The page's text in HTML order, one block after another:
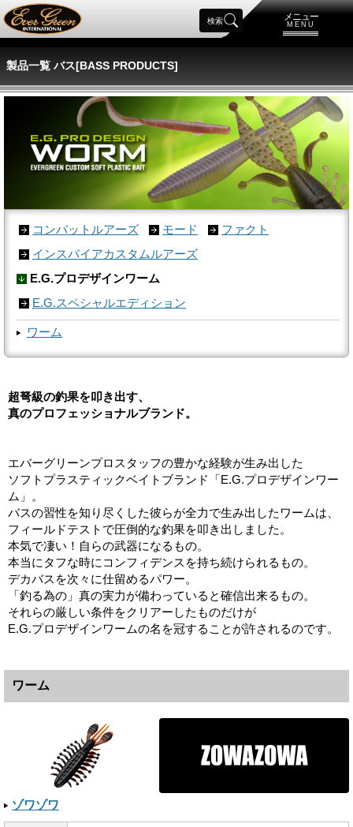
メニュー
MENU
検索
製品一覧 バス[BASS PRODUCTS]
コンバットルアーズ モード
ファクト
インスパイアカスタムルアーズ
E.G.プロデザインワーム
E.G.スペシャルエディション
ワーム
超弩級の釣果を叩き出す、
真のプロフェッショナルブランド。
エバーグリーンプロスタッフの豊かな経験が生み出した
ソフトプラスティックベイトブランド「E.G.プロデザインワー
ム」。
バスの習性を知り尽くした彼らが全力で生み出したワームは、
フィールドテストで圧倒的な釣果を叩き出しました。
本気で凄い！自らの武器になるもの。
本当にタフな時にコンフィデンスを持ち続けられるもの。
デカバスを次々に仕留めるパワー。
「釣る為の」真の実力が備わっていると確信出来るもの。
それらの厳しい条件をクリアーしたものだけが
E.G.プロデザインワームの名を冠することが許されるのです。
ワーム
ゾワゾワ